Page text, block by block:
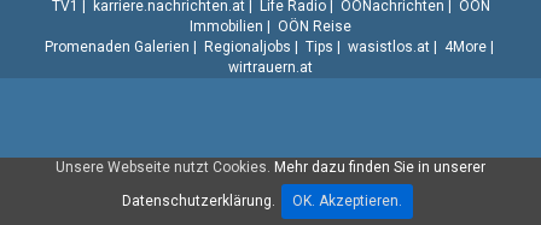
Unsere Webseite nutzt Cookies. Mehr dazu finden Sie in unserer
Datenschutzerklärung.
OK. Akzeptieren.
TV1
karriere.nachrichten.at| Life Radio| OÖNachrichten
OÖN
Immobilien
OÖN Reise
Promenaden Galerien
Regionaljobs Tips wasistlos.at| 4More|
wirtrauern.at